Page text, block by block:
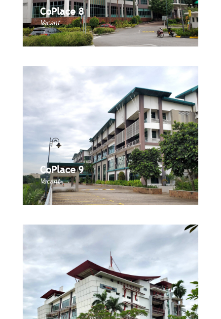
CoPlace 8
Vacant
CoPlace 8
Book Now
CoPlace 9
Vacant
CoPlace 9
Book Now